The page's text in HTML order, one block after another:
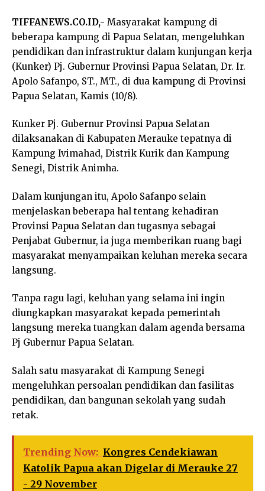
TIFFANEWS.CO.ID,- Masyarakat kampung di
beberapa kampung di Papua Selatan, mengeluhkan
pendidikan dan infrastruktur dalam kunjungan kerja
(Kunker) Pj. Gubernur Provinsi Papua Selatan, Dr. Ir.
Apolo Safanpo, ST., MT., di dua kampung di Provinsi
Papua Selatan, Kamis (10/8).
Kunker Pj. Gubernur Provinsi Papua Selatan
dilaksanakan di Kabupaten Merauke tepatnya di
Kampung Ivimahad, Distrik Kurik dan Kampung
Senegi, Distrik Animha.
Dalam kunjungan itu, Apolo Safanpo selain
menjelaskan beberapa hal tentang kehadiran
Provinsi Papua Selatan dan tugasnya sebagai
Penjabat Gubernur, ia juga memberikan ruang bagi
masyarakat menyampaikan keluhan mereka secara
langsung.
Tanpa ragu lagi, keluhan yang selama ini ingin
diungkapkan masyarakat kepada pemerintah
langsung mereka tuangkan dalam agenda bersama
Pj Gubernur Papua Selatan.
Salah satu masyarakat di Kampung Senegi
mengeluhkan persoalan pendidikan dan fasilitas
pendidikan, dan bangunan sekolah yang sudah
retak.
Trending Now: Kongres Cendekiawan
Katolik Papua akan Digelar di Merauke 27
- 29 November